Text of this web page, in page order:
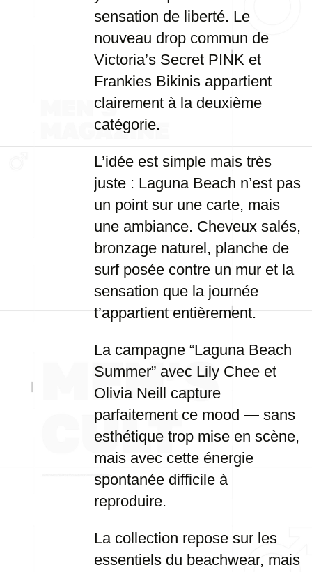
sensation de liberté. Le
nouveau drop commun de
Victoria’s Secret PINK et
Frankies Bikinis appartient
clairement à la deuxième
catégorie.
L’idée est simple mais très
juste : Laguna Beach n’est pas
un point sur une carte, mais
une ambiance. Cheveux salés,
bronzage naturel, planche de
surf posée contre un mur et la
sensation que la journée
t’appartient entièrement.
La campagne “Laguna Beach
Summer” avec Lily Chee et
Olivia Neill capture
parfaitement ce mood — sans
esthétique trop mise en scène,
mais avec cette énergie
spontanée difficile à
reproduire.
La collection repose sur les
essentiels du beachwear, mais